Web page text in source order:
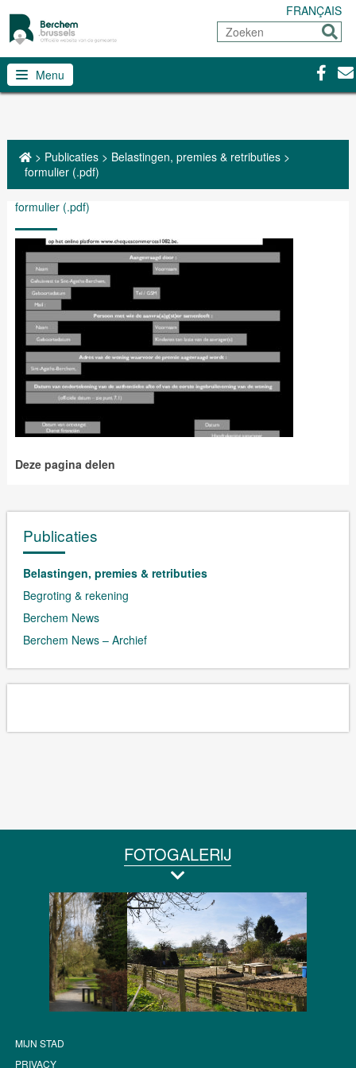
FRANÇAIS
Zoeken
Sturen
Menu
> Publicaties> Belastingen, premies & retributies>
formulier (.pdf)
formulier (.pdf)
Deze pagina delen
Publicaties
Belastingen, premies & retributies
Begroting & rekening
Berchem News
Berchem News – Archief
FOTOGALERIJ
MIJN STAD
PRIVACY